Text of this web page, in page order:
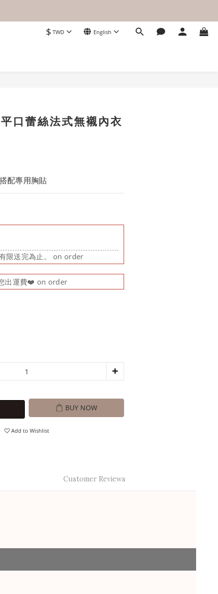
$ TWD English
口蕾絲法式無襯內衣
配專用胸貼
限送完為止。 on order
出運費❤️ on order
BUY NOW
Add to Wishlist
Customer Reviews